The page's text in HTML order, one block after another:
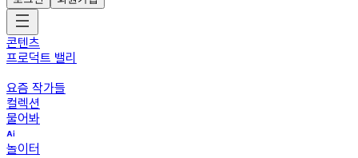
콘텐츠
프로덕트 밸리
요즘 작가들
컬렉션
물어봐
놀이터